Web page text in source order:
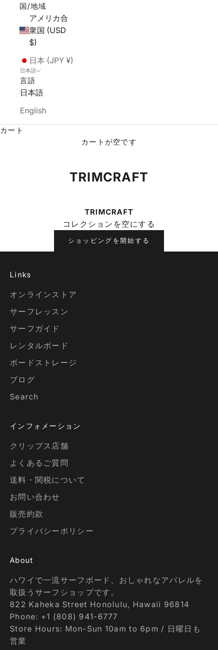
国/地域
アメリカ合
衆国 (USD
$)
日本 (JPY ¥)
日本語
言語
日本語
English
カート
カートが空です
TRIMCRAFT
TRIMCRAFT
コレクションを空にする
ショッピングを開始する
Links
オンラインストア
サーフレッスン
サーフガイド
レンタルボード
ボードストレージ
ブログ
Search
インフォメーション
クリップス店舗
よくあるご質問
送料・関税について
お問い合わせ
販売約款
プライバシーポリシー
About
ハワイで一流サーフボード、おしゃれなアパレルを
取扱うサーフショップです。
822 Kaheka Street Honolulu, Hawaii 96814
Phone: +1 (808) 941-6777
Store Hours: Mon-Sun 10am to 6pm / 日曜日も
営業